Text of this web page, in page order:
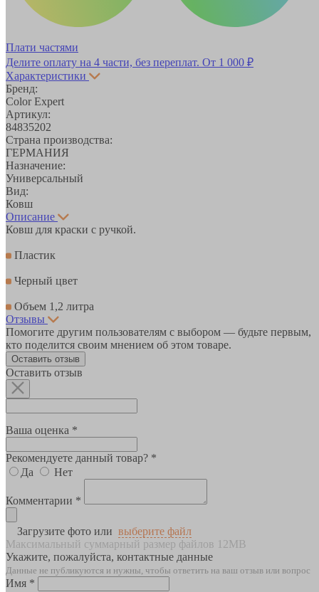
Плати частями
Делите оплату на 4 части, без переплат. От 1 000 ₽
Характеристики
Бренд:
Color Expert
Артикул:
84835202
Страна производства:
ГЕРМАНИЯ
Назначение:
Универсальный
Вид:
Ковш
Описание
Ковш для краски с ручкой.
Пластик
Черный цвет
Объем 1,2 литра
Отзывы
Помогите другим пользователям с выбором — будьте первым,
кто поделится своим мнением об этом товаре.
Оставить отзыв
Оставить отзыв
Ваша оценка *
Рекомендуете данный товар? *
Да
Нет
Комментарии *
Загрузите фото или выберите файл
Максимальный суммарный размер файлов 12MB
Укажите, пожалуйста, контактные данные
Данные не публикуются и нужны, чтобы ответить на ваш отзыв или вопрос
Имя *